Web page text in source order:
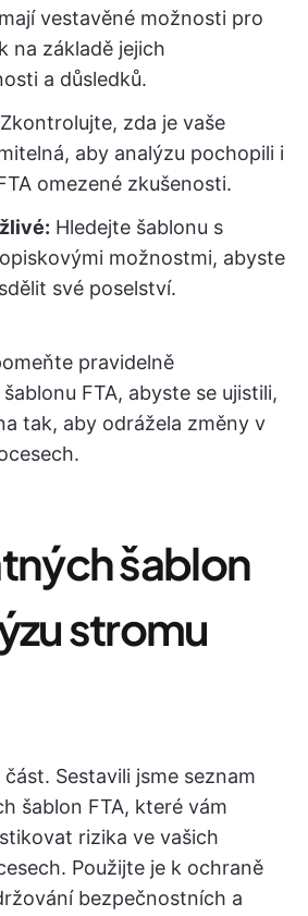
vestavěné možnosti pro
na základě jejich
a důsledků.
Zkontrolujte, zda je vaše
aby analýzu pochopili i
omezené zkušenosti.
Hledejte šablonu s
možnostmi, abyste
své poselství.
pravidelně
FTA, abyste se ujistili,
tak, aby odrážela změny v
šablon
stromu
Sestavili jsme seznam
šablon FTA, které vám
rizika ve vašich
Použijte je k ochraně
bezpečnostních a